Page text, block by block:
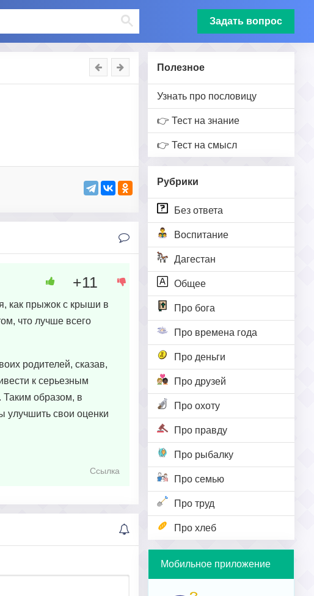
Задать вопрос
Полезное
Узнать про пословицу
👉 Тест на знание
👉 Тест на смысл
Рубрики
Без ответа
Воспитание
Дагестан
Общее
Про бога
Про времена года
Про деньги
Про друзей
Про охоту
Про правду
Про рыбалку
Про семью
Про труд
Про хлеб
Мобильное приложение
как прыжок с крыши в
что лучше всего
родителей, сказав,
к серьезным
Таким образом, в
улучшить свои оценки
+11
Ссылка